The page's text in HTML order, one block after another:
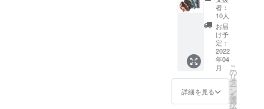
アト
レード
コー
ヒーを
焙煎し
たド
リップ
バッグ
を15
個、ミ
ティ
モール
産フェ
アト
レード
コー
ヒー3個
＋ お礼
の手
紙】 タ
イの青
者：
10人
お届
け予
定：
2022
年04
月
詳細を見る
こ
の
リ
タ
ー
ン
を
選
択